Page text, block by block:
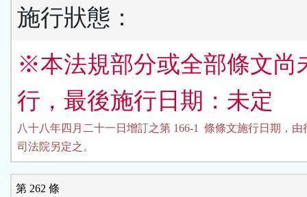
施行狀態：
※本法規部分或全部條文尚
行，最後施行日期：未定
八十八年四月二十一日增訂之第 166-1  條條文施行日期，由
司法院另定之。
第 262 條